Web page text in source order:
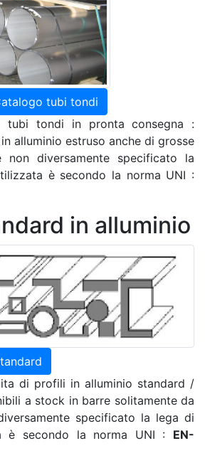
tubi tondi
tubi tondi in pronta consegna :
alluminio estruso anche di grosse
non diversamente specificato la
è secondo la norma UNI :
in alluminio
di profili in alluminio standard /
a stock in barre solitamente da
specificato la lega di
è secondo la norma UNI : EN-